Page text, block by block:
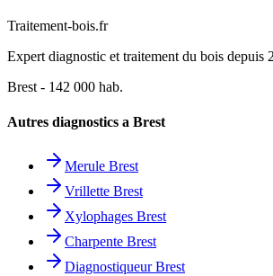
Traitement-bois.fr
Expert diagnostic et traitement du bois depuis
Brest - 142 000 hab.
Autres diagnostics a Brest
Merule Brest
Vrillette Brest
Xylophages Brest
Charpente Brest
Diagnostiqueur Brest